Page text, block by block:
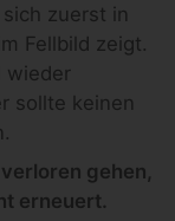
zuerst in
Fellbild zeigt.
wieder
sollte keinen
gehen,
erneuert.